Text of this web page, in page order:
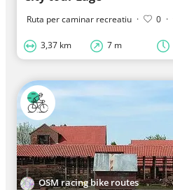
Ruta per caminar recreatiu · 0 ·
3,37 km 7 m
OSM racing bike routes